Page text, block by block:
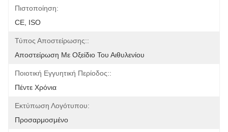
Πιστοποίηση:
CE, ISO
Τύπος Αποστείρωσης::
Αποστείρωση Με Οξείδιο Του Αιθυλενίου
Ποιοτική Εγγυητική Περίοδος::
Πέντε Χρόνια
Εκτύπωση Λογότυπου:
Προσαρμοσμένο